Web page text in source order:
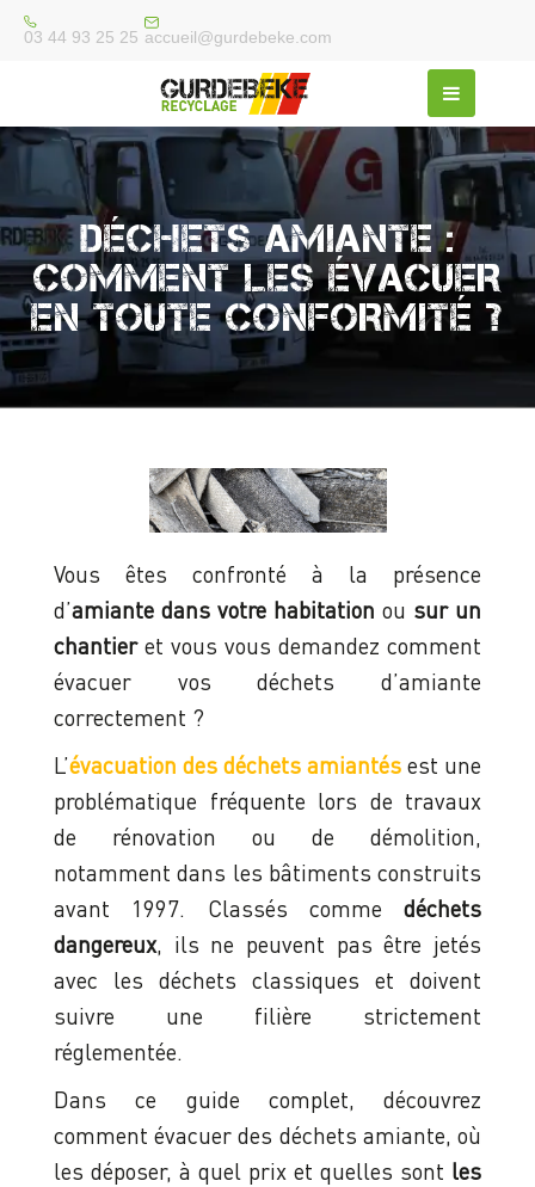
03 44 93 25 25 accueil@gurdebeke.com
DÉCHETS AMIANTE :
COMMENT LES ÉVACUER
EN TOUTE CONFORMITÉ ?
Vous êtes confronté à la présence
d’amiante dans votre habitation ou sur un
chantieret vous vous demandez comment
évacuer vos déchets d’amiante
correctement ?
L’évacuation des déchets amiantés est une
problématique fréquente lors de travaux
de rénovation ou de démolition,
notamment dans les bâtiments construits
avant 1997. Classés comme déchets
dangereux, ils ne peuvent pas être jetés
avec les déchets classiques et doivent
suivre une filière strictement
réglementée.
Dans ce guide complet, découvrez
comment évacuer des déchets amiante, où
les déposer, à quel prix et quelles sont les